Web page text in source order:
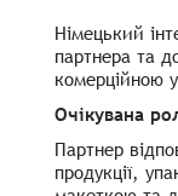
Німецький
партнера та
комерційною
Очікувана
Партнер
продукції,